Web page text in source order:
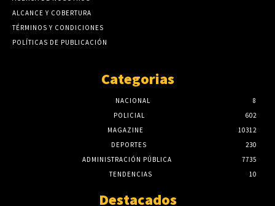
ALCANCE Y COBERTURA
TÉRMINOS Y CONDICIONES
POLÍTICAS DE PUBLICACIÓN
Categorias
NACIONAL
8
POLICIAL
602
MAGAZINE
10312
DEPORTES
230
ADMINISTRACIÓN PÚBLICA
7735
TENDENCIAS
10
Destacados